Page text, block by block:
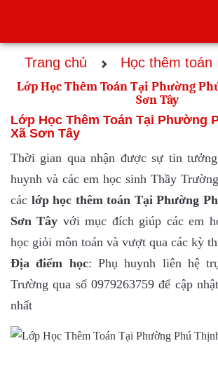
Trang chủ
Học thêm toán
Lớp Học Thêm Toán Tại Phường
Sơn Tây
Lớp Học Thêm Toán Tại Phường
Xã Sơn Tây
Thời gian qua nhận được sự tin
huynh và các em học sinh Thầy
các lớp học thêm toán Tại Phường
Sơn Tây với mục đích giúp các em
học giỏi môn toán và vượt qua các kỳ
Địa điểm học: Phụ huynh liên hệ
Trường qua số 0979263759 để cập
nhất